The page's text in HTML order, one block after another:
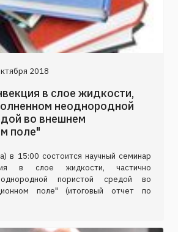
2018
в слое жидкости,
неоднородной
во внешнем
поле"
в 15:00 состоится научный семинар
в слое жидкости, частично
пористой средой во
поле" (итоговый отчет по